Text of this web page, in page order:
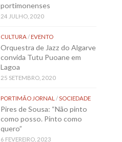
portimonenses
24 JULHO, 2020
CULTURA/EVENTO
Orquestra de Jazz do Algarve
convida Tutu Puoane em
Lagoa
25 SETEMBRO, 2020
PORTIMÃO JORNAL /SOCIEDADE
Pires de Sousa: “Não pinto
como posso. Pinto como
quero”
6 FEVEREIRO, 2023